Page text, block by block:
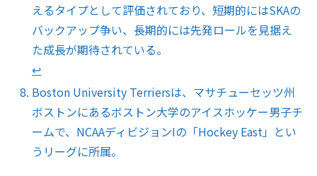
えるタイプとして評価されており、短期的にはSKAの
バックアップ争い、長期的には先発ロールを見据え
た成長が期待されている。
↩︎
Boston University Terriersは、マサチューセッツ州
ボストンにあるボストン大学のアイスホッケー男子チ
ームで、NCAAディビジョンIの「Hockey East」とい
うリーグに所属。